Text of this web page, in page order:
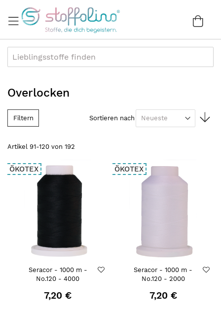
Inhalt
Overlocken
Artikel 91-120 von 192
Sortieren nach
ÖKOTEX
Seracor - 1000 m -
No.120 - 4000
7,20 €
ÖKOTEX
Seracor - 1000 m -
No.120 - 2000
7,20 €
Filtern